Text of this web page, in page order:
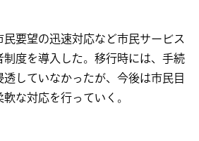
要望の迅速対応など市民サービス
制度を導入した。移行時には、手続
透していなかったが、今後は市民目
な対応を行っていく。